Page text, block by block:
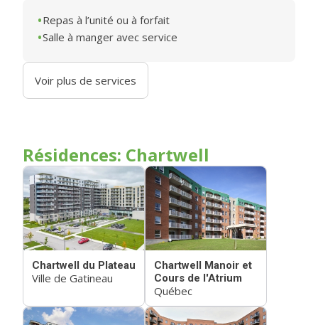
Repas à l’unité ou à forfait
Salle à manger avec service
Voir plus de services
Résidences: Chartwell
Chartwell du Plateau
Ville de Gatineau
Chartwell Manoir et
Cours de l'Atrium
Québec